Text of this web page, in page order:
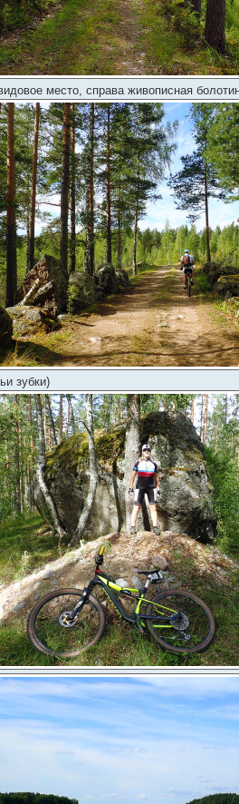
место, справа живописная
зубки)